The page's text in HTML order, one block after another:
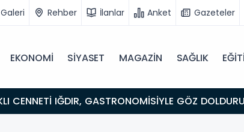
Galeri Rehber İlanlar Anket Gazeteler
EKONOMİ SİYASET MAGAZİN SAĞLIK
NOKTASI